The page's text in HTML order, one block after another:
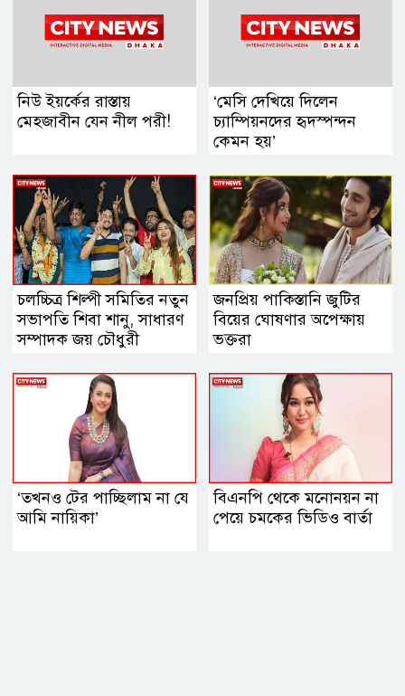
নিউ ইয়র্কের রাস্তায়
মেহজাবীন যেন নীল পরী!
‘মেসি দেখিয়ে দিলেন
চ্যাম্পিয়নদের হৃদস্পন্দন
কেমন হয়’
চলচ্চিত্র শিল্পী সমিতির নতুন
সভাপতি শিবা শানু, সাধারণ
সম্পাদক জয় চৌধুরী
জনপ্রিয় পাকিস্তানি জুটির
বিয়ের ঘোষণার অপেক্ষায়
ভক্তরা
‘তখনও টের পাচ্ছিলাম না যে
আমি নায়িকা’
বিএনপি থেকে মনোনয়ন না
পেয়ে চমকের ভিডিও বার্তা